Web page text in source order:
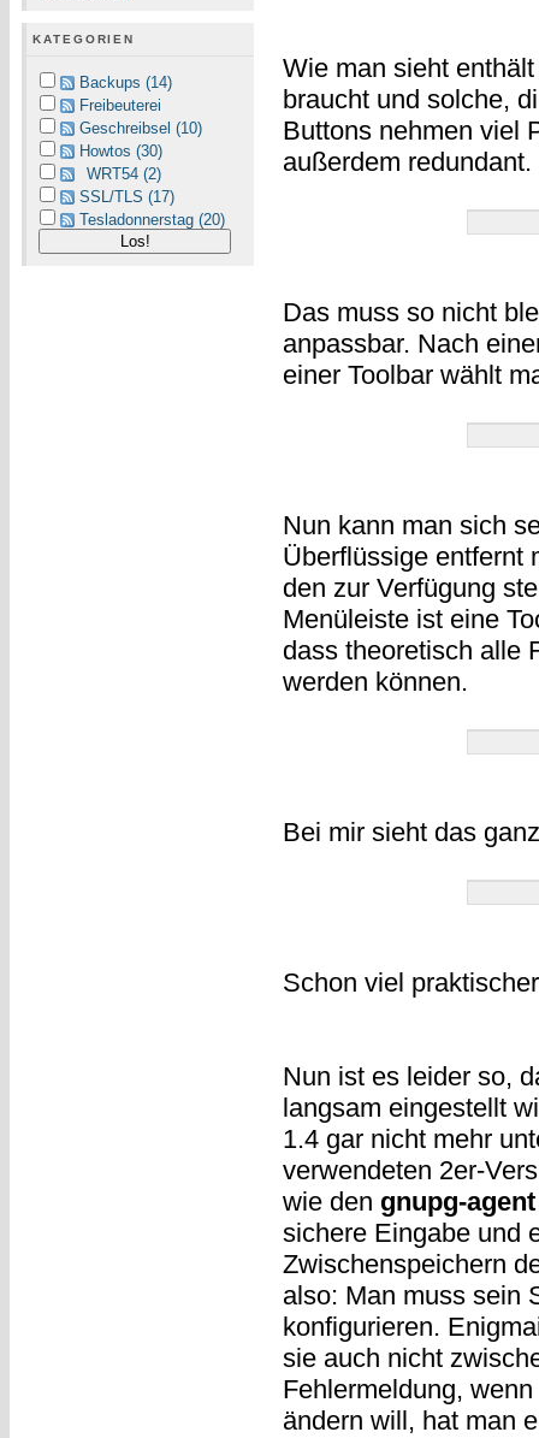
KATEGORIEN
Backups (14)
Freibeuterei
Geschreibsel (10)
Howtos (30)
WRT54 (2)
SSL/TLS (17)
Tesladonnerstag (20)
Wie man sieht
braucht und solche,
Buttons nehmen viel
außerdem redundant.
Das muss so nicht
anpassbar. Nach
einer Toolbar wählt
Nun kann man sich
Überflüssige entfernt
den zur Verfügung
Menüleiste ist eine
dass theoretisch alle
werden können.
Bei mir sieht das
Schon viel
Nun ist es leider so,
langsam eingestellt
1.4 gar nicht mehr
verwendeten 2er-
wie den gnupg-agent
sichere Eingabe und
Zwischenspeichern
also: Man muss sein
konfigurieren.
sie auch nicht
Fehlermeldung,
ändern will, hat man